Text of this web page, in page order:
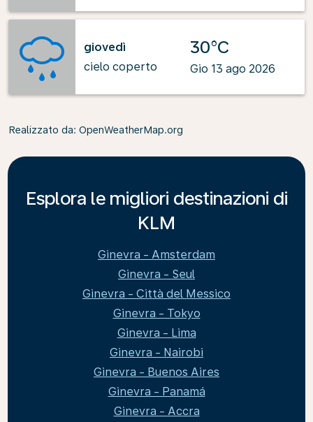
giovedì
cielo coperto
30°C
Gio 13 ago 2026
Realizzato da: OpenWeatherMap.org
Esplora le migliori destinazioni di
KLM
Ginevra - Amsterdam
Ginevra - Seul
Ginevra - Città del Messico
Ginevra - Tokyo
Ginevra - Lima
Ginevra - Nairobi
Ginevra - Buenos Aires
Ginevra - Panamá
Ginevra - Accra